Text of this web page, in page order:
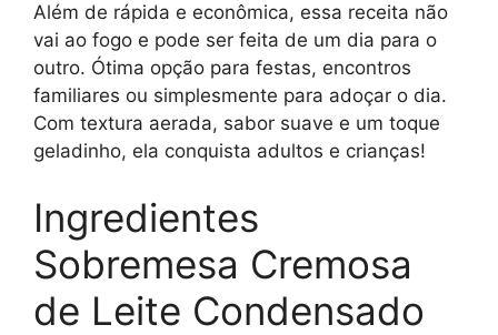
Além de rápida e econômica, essa receita não
vai ao fogo e pode ser feita de um dia para o
outro. Ótima opção para festas, encontros
familiares ou simplesmente para adoçar o dia.
Com textura aerada, sabor suave e um toque
geladinho, ela conquista adultos e crianças!
Ingredientes
Sobremesa Cremosa
de Leite Condensado